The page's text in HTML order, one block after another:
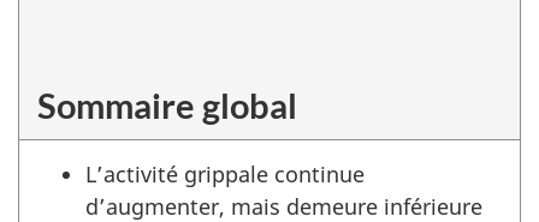
Sommaire global
L’activité grippale continue
d’augmenter, mais demeure inférieure